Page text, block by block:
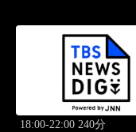
18:00-22:00 240分